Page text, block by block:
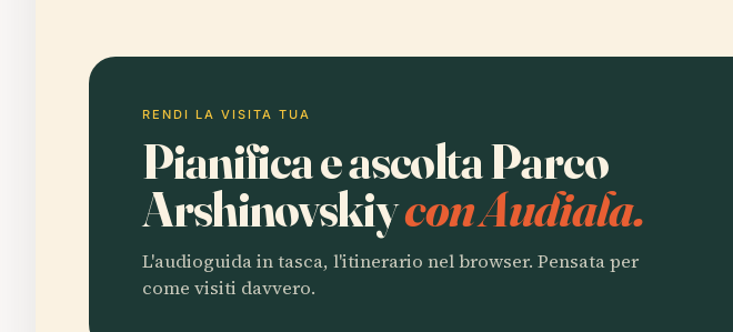
RENDI LA VISITA TUA
Pianifica e ascolta Parco
Arshinovskiycon Audiala.
L'audioguida in tasca, l'itinerario nel browser. Pensata per
come visiti davvero.